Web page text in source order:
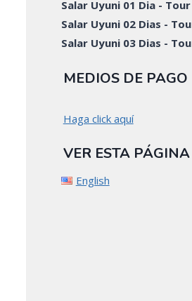
Salar Uyuni 01 Dia -
Salar Uyuni 02 Dias -
Salar Uyuni 03 Dias -
MEDIOS DE PAGO
Haga click aquí
VER ESTA
English